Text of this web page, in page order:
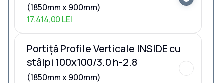
(1850mm x 900mm)
17.414,00 LEI
Portiță Profile Verticale INSIDE cu
stâlpi 100x100/3.0 h-2.8
(1850mm x 900mm)